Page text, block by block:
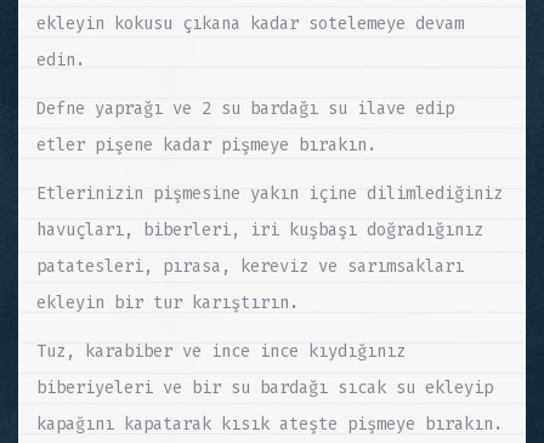
ekleyin kokusu çıkana kadar sotelemeye devam
edin.
Defne yaprağı ve 2 su bardağı su ilave edip
etler pişene kadar pişmeye bırakın.
Etlerinizin pişmesine yakın içine dilimlediğiniz
havuçları, biberleri, iri kuşbaşı doğradığınız
patatesleri, pırasa, kereviz ve sarımsakları
ekleyin bir tur karıştırın.
Tuz, karabiber ve ince ince kıydığınız
biberiyeleri ve bir su bardağı sıcak su ekleyip
kapağını kapatarak kısık ateşte pişmeye bırakın.